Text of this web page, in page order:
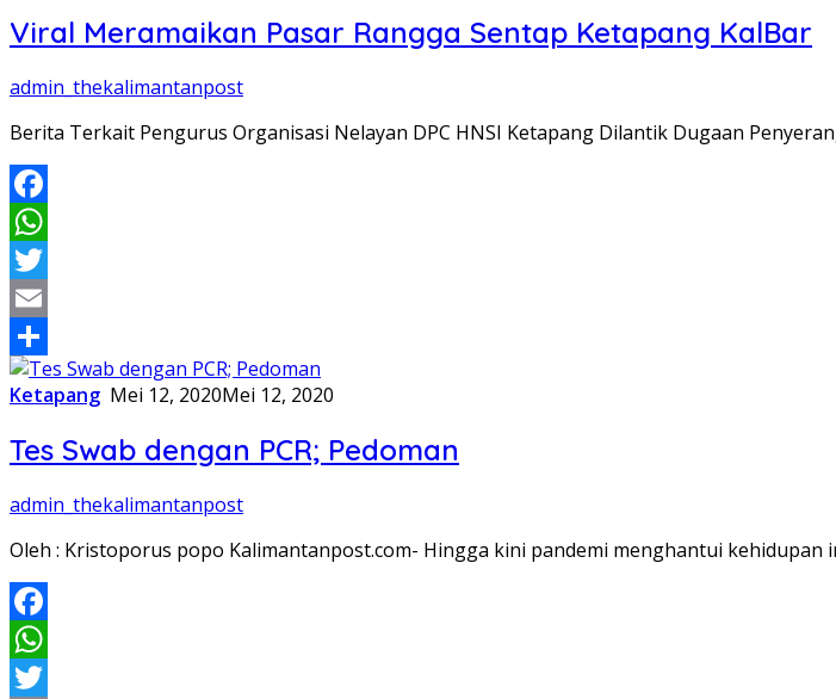
Viral Meramaikan Pasar Rangga Sentap Ketapang KalBar
admin_thekalimantanpost
Berita Terkait Pengurus Organisasi Nelayan DPC HNSI Ketapang Dilantik Dugaan
Facebook
WhatsApp
Twitter
Email
Share
Ketapang Mei 12, 2020Mei 12, 2020
Tes Swab dengan PCR; Pedoman
admin_thekalimantanpost
Oleh : Kristoporus popo Kalimantanpost.com- Hingga kini pandemi menghantui kehidupan
Facebook
WhatsApp